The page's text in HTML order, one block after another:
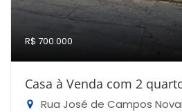
R$ 700.000
Casa à Venda com 2
Rua José de Campos Novais -